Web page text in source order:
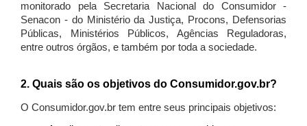
monitorado pela Secretaria Nacional do Consumidor -
Senacon - do Ministério da Justiça, Procons, Defensorias
Públicas, Ministérios Públicos, Agências Reguladoras,
entre outros órgãos, e também por toda a sociedade.
2. Quais são os objetivos do Consumidor.gov.br?
O Consumidor.gov.br tem entre seus principais objetivos: